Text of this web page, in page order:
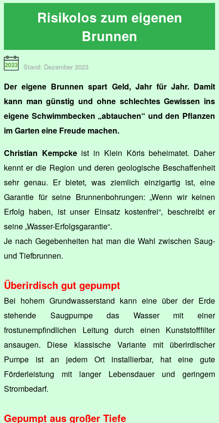
Risikolos zum eigenen
Brunnen
Stand: Dezember 2023
Der eigene Brunnen spart Geld, Jahr für Jahr. Damit
kann man günstig und ohne schlechtes Gewissen ins
eigene Schwimmbecken „abtauchen“ und den Pflanzen
im Garten eine Freude machen.
Christian Kempckeist in Klein Köris beheimatet. Daher
kennt er die Region und deren geologische Beschaffenheit
sehr genau. Er bietet, was ziemlich einzigartig ist, eine
Garantie für seine Brunnenbohrungen: „Wenn wir keinen
Erfolg haben, ist unser Einsatz kostenfrei“, beschreibt er
seine „Wasser-Erfolgsgarantie“.
Je nach Gegebenheiten hat man die Wahl zwischen Saug-
und Tiefbrunnen.
Überirdisch gut gepumpt
Bei hohem Grundwasserstand kann eine über der Erde
stehende Saugpumpe das Wasser mit einer
frostunempfindlichen Leitung durch einen Kunststofffilter
ansaugen. Diese klassische Variante mit überirdischer
Pumpe ist an jedem Ort installierbar, hat eine gute
Förderleistung mit langer Lebensdauer und geringem
Strombedarf.
Gepumpt aus großer Tiefe